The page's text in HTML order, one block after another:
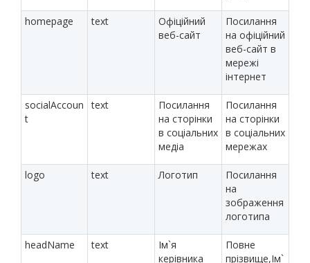
homepage text
Офіційний
веб-сайт
Посилання
на офіційний
веб-сайт в
мережі
інтернет
socialAccoun
t
text
Посилання
на сторінки
в соціальних
медіа
Посилання
на сторінки
в соціальних
мережах
logo text Логотип
Посилання
на
зображення
логотипа
headName text
Ім`я
керівника
Повне
прізвище,Ім`